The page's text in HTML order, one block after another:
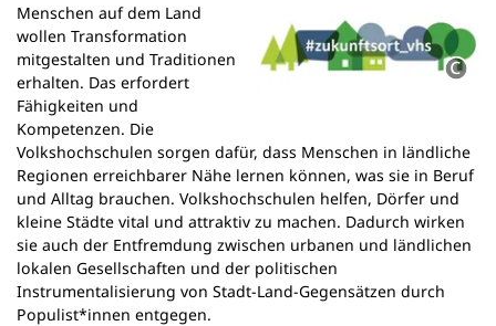
Menschen auf dem Land
wollen Transformation
mitgestalten und Traditionen
erhalten. Das erfordert
Fähigkeiten und
Kompetenzen. Die
Volkshochschulen sorgen dafür, dass Menschen in ländliche
Regionen erreichbarer Nähe lernen können, was sie in Beruf
und Alltag brauchen. Volkshochschulen helfen, Dörfer und
kleine Städte vital und attraktiv zu machen. Dadurch wirken
sie auch der Entfremdung zwischen urbanen und ländlichen
lokalen Gesellschaften und der politischen
Instrumentalisierung von Stadt-Land-Gegensätzen durch
Populist*innen entgegen.